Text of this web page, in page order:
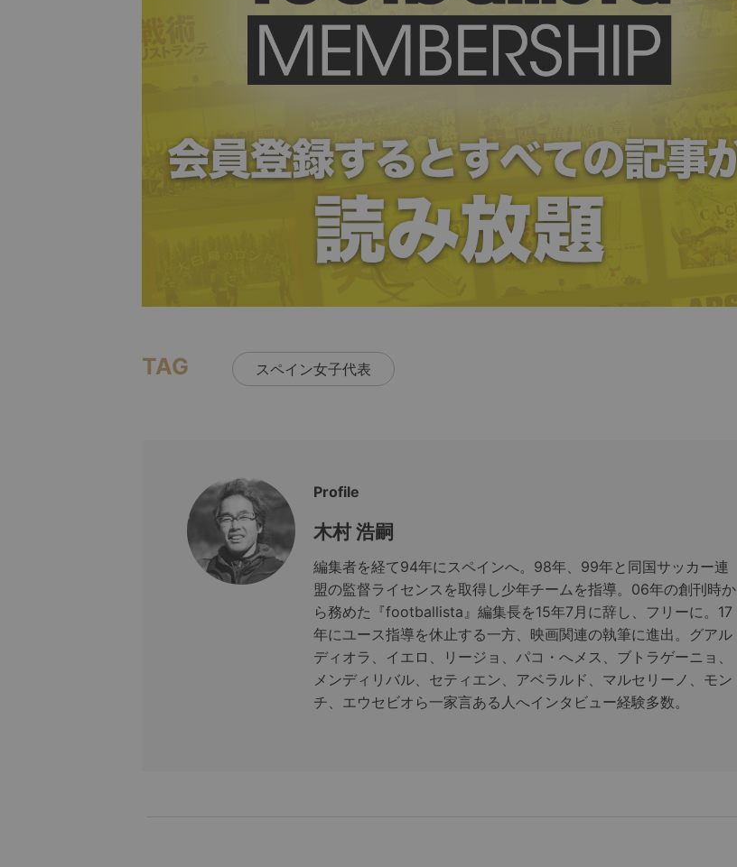
TAG スペイン女子代表
Profile
木村 浩嗣
編集者を経て94年にスペインへ。98年、99年と同国サッカー連
盟の監督ライセンスを取得し少年チームを指導。06年の創刊時か
ら務めた『footballista』編集長を15年7月に辞し、フリーに。17
年にユース指導を休止する一方、映画関連の執筆に進出。グアル
ディオラ、イエロ、リージョ、パコ・へメス、ブトラゲーニョ、
メンディリバル、セティエン、アベラルド、マルセリーノ、モン
チ、エウセビオら一家言ある人へインタビュー経験多数。